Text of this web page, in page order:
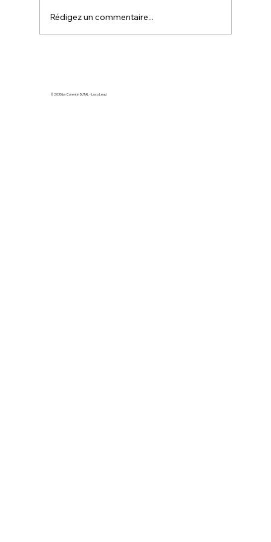
vous n'êtes pas seul. Beaucoup
Rédigez un commentaire...
© 2035 by Corentin DUTAL - Loco Lead